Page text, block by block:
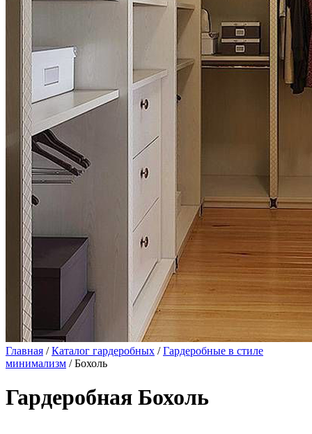
Главная /Каталог гардеробных /Гардеробные в стиле
минимализм / Бохоль
Гардеробная Бохоль